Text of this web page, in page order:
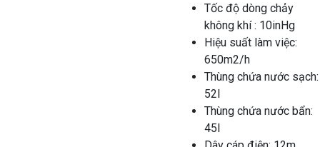
Tốc độ dòng chảy
không khí : 10inHg
Hiệu suất làm việc:
650m2/h
Thùng chứa nước sạch:
52l
Thùng chứa nước bẩn:
45l